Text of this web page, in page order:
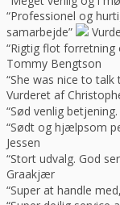
“Professionel og
samarbejde”
“Rigtig flot forretning
Tommy Bengtson
“She was nice to
Vurderet af
“Sød venlig
“Sødt og hjælpsom
Jessen
“Stort udvalg. God
Graakjær
“Super at handle